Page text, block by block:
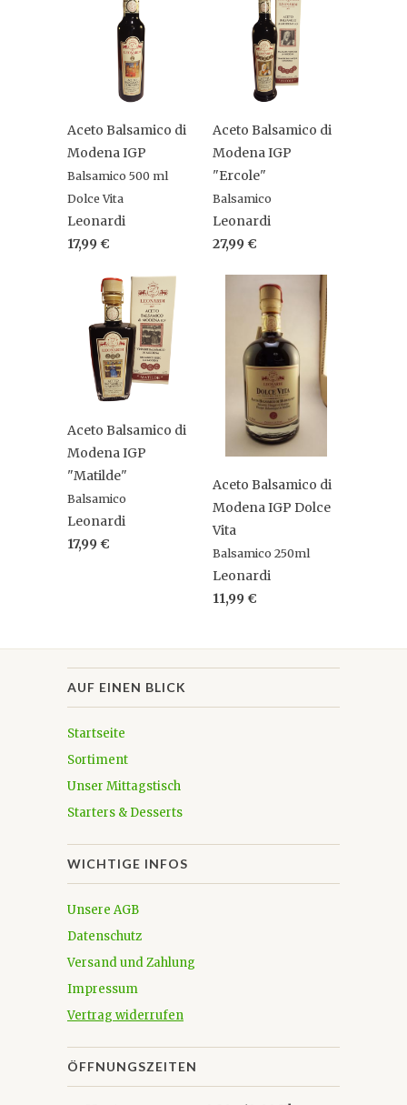
Aceto Balsamico di
Modena IGP
Balsamico 500 ml
Dolce Vita
Leonardi
17,99 €
Aceto Balsamico di
Modena IGP
"Ercole"
Balsamico
Leonardi
27,99 €
Aceto Balsamico di
Modena IGP
"Matilde"
Balsamico
Leonardi
17,99 €
Aceto Balsamico di
Modena IGP Dolce
Vita
Balsamico 250ml
Leonardi
11,99 €
AUF EINEN BLICK
Startseite
Sortiment
Unser Mittagstisch
Starters & Desserts
WICHTIGE INFOS
Unsere AGB
Datenschutz
Versand und Zahlung
Impressum
Vertrag widerrufen
ÖFFNUNGSZEITEN